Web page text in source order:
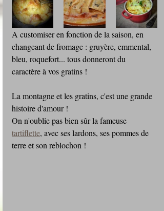
A customiser en fonction de la saison, en
changeant de fromage : gruyère, emmental,
bleu, roquefort... tous donneront du
caractère à vos gratins !
La montagne et les gratins, c'est une grande
histoire d'amour !
On n'oublie pas bien sûr la fameuse
tartiflette, avec ses lardons, ses pommes de
terre et son reblochon !